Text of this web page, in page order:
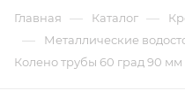
Главная — Каталог —
— Металлические
Колено трубы 60 град 90